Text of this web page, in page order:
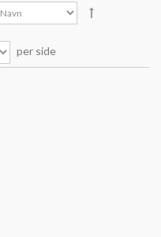
per side